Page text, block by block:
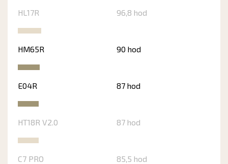
HL17R 96,8 hod
HM65R 90 hod
E04R 87 hod
HT18R V2.0 87 hod
C7 PRO 85,5 hod